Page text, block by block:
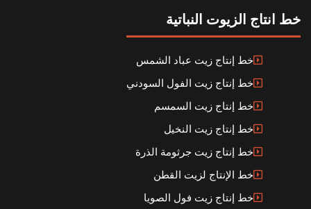
خط انتاج الزيوت النباتية
خط إنتاج زيت عباد الشمس
خط إنتاج زيت الفول السودني
خط إنتاج زيت السمسم
خط إنتاج زيت النخيل
خط إنتاج زيت جرثومة الذرة
خط الإنتاج لزيت القطن
خط إنتاج زيت فول الصويا